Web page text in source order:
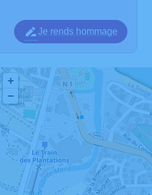
Je rends hommage
+
−